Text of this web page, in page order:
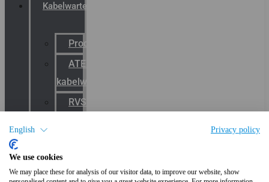
English Privacy policy
We use cookies
We may place these for analysis of our visitor data, to improve our website, show
Kabelwartels
Productcatalogus
ATEX
kabelwartels
RVS
kabelwartels
E-